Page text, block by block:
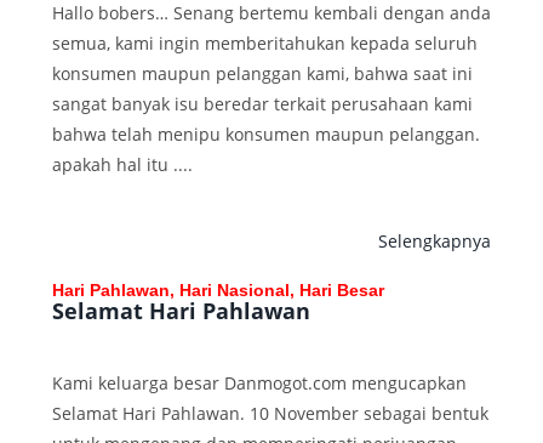
Hallo bobers… Senang bertemu kembali dengan anda
semua, kami ingin memberitahukan kepada seluruh
konsumen maupun pelanggan kami, bahwa saat ini
sangat banyak isu beredar terkait perusahaan kami
bahwa telah menipu konsumen maupun pelanggan.
apakah hal itu ....
Selengkapnya
Hari Pahlawan, Hari Nasional, Hari Besar
Selamat Hari Pahlawan
Kami keluarga besar Danmogot.com mengucapkan
Selamat Hari Pahlawan. 10 November sebagai bentuk